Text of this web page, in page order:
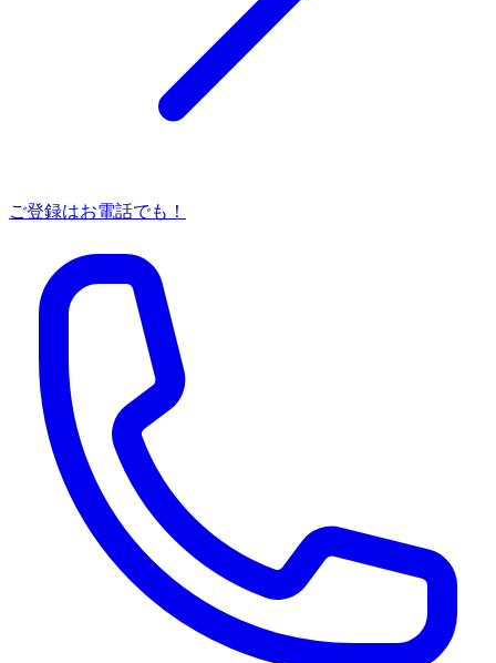
ご登録はお電話でも！